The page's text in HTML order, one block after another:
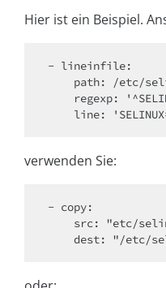
Hier ist ein Beispiel.
- lineinfile:
verwenden Sie:
- copy: